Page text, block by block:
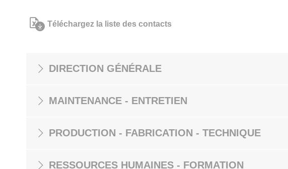
Téléchargez la liste des contacts
DIRECTION GÉNÉRALE
MAINTENANCE - ENTRETIEN
PRODUCTION - FABRICATION - TECHNIQUE
RESSOURCES HUMAINES - FORMATION